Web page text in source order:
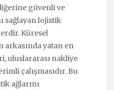
güvenli ve
sağlayan lojistik
Küresel
arkasında yatan en
uluslararası nakliye
çalışmasıdır. Bu
ağlarını